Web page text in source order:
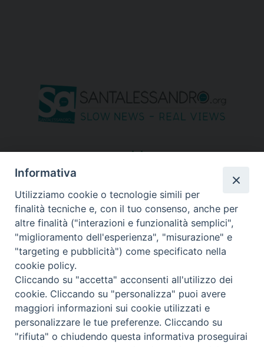
seguici su
Copyright © 2026 Diocesi di Bergamo - C. F. 01072200163 - Tutti i
Informativa
Utilizziamo cookie o tecnologie simili per
finalità tecniche e, con il tuo consenso, anche per
altre finalità ("interazioni e funzionalità semplici",
"miglioramento dell'esperienza", "misurazione" e
"targeting e pubblicità") come specificato nella
cookie policy.
Cliccando su "accetta" acconsenti all'utilizzo dei
cookie. Cliccando su "personalizza" puoi avere
maggiori informazioni sui cookie utilizzati e
personalizzare le tue preferenze. Cliccando su
"rifiuta" o chiudendo questa informativa proseguirai